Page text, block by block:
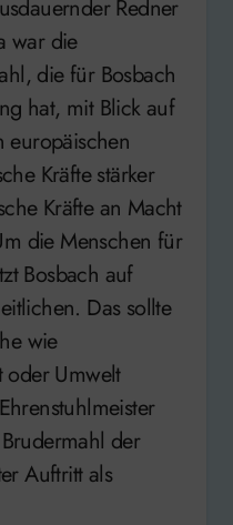
Redner
war die
die für Bosbach
hat, mit Blick auf
europäischen
Kräfte stärker
Kräfte an Macht
die Menschen für
Bosbach auf
Das sollte
wie
oder Umwelt
der
Auftritt als